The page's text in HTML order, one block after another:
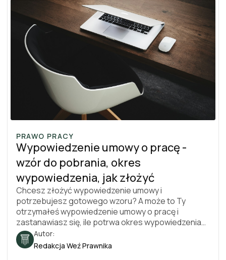
PRAWO PRACY
Wypowiedzenie umowy o pracę -
wzór do pobrania, okres
wypowiedzenia, jak złożyć
Chcesz złożyć wypowiedzenie umowy i
potrzebujesz gotowego wzoru? A może to Ty
otrzymałeś wypowiedzenie umowy o pracę i
zastanawiasz się, ile potrwa okres wypowiedzenia
oraz jakie masz prawa? W tym poradniku znajdziesz
darmowe wzory do pobrania (wypowiedzenie
umowy o pracę przez pracownika oraz rozwiązanie
Autor:
Redakcja Weź Prawnika